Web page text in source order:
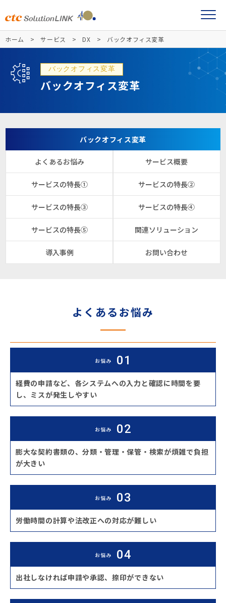
ホーム サービス DX バックオフィス変革
バックオフィス変革
バックオフィス変革
バックオフィス変革
よくあるお悩み サービス概要
サービスの特長① サービスの特長②
サービスの特長③ サービスの特長④
サービスの特長⑤ 関連ソリューション
導入事例 お問い合わせ
よくあるお悩み
お悩み
経費の申請など、各システムへの入力と確認に時間を要
し、ミスが発生しやすい
お悩み
膨大な契約書類の、分類・管理・保管・検索が煩雑で負担
が大きい
お悩み
労働時間の計算や法改正への対応が難しい
お悩み
出社しなければ申請や承認、捺印ができない